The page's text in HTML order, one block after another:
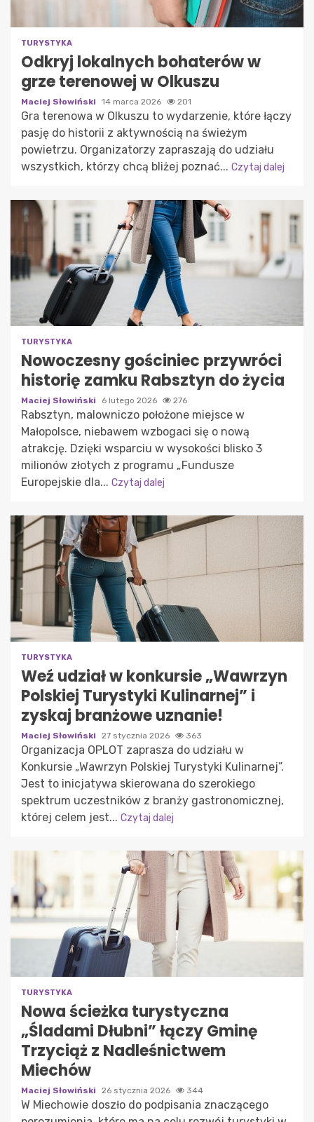
TURYSTYKA
Odkryj lokalnych bohaterów w
grze terenowej w Olkuszu
Maciej Słowiński 14 marca 2026 201
Gra terenowa w Olkuszu to wydarzenie, które łączy
pasję do historii z aktywnością na świeżym
powietrzu. Organizatorzy zapraszają do udziału
wszystkich, którzy chcą bliżej poznać... Czytaj dalej
TURYSTYKA
Nowoczesny gościniec przywróci
historię zamku Rabsztyn do życia
Maciej Słowiński 6 lutego 2026 276
Rabsztyn, malowniczo położone miejsce w
Małopolsce, niebawem wzbogaci się o nową
atrakcję. Dzięki wsparciu w wysokości blisko 3
milionów złotych z programu „Fundusze
Europejskie dla... Czytaj dalej
TURYSTYKA
Weź udział w konkursie „Wawrzyn
Polskiej Turystyki Kulinarnej” i
zyskaj branżowe uznanie!
Maciej Słowiński 27 stycznia 2026 363
Organizacja OPLOT zaprasza do udziału w
Konkursie „Wawrzyn Polskiej Turystyki Kulinarnej”.
Jest to inicjatywa skierowana do szerokiego
spektrum uczestników z branży gastronomicznej,
której celem jest... Czytaj dalej
TURYSTYKA
Nowa ścieżka turystyczna
„Śladami Dłubni” łączy Gminę
Trzyciąż z Nadleśnictwem
Miechów
Maciej Słowiński 26 stycznia 2026 344
W Miechowie doszło do podpisania znaczącego